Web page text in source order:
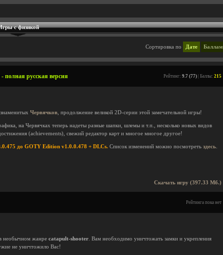
с физикой
Сортировка по Дате Баллам
полная русская версия Рейтинг: 9.7 (77) | Баллы: 215
Червячков , продолжение великой 2D-серии этой замечательной игры!
на Червячках теперь надеты разные шапки, шлемы и т.п., несколько новых видов
(achievements), свежий редактор карт и многое многое другое!
до GOTY Edition v1.0.0.478 + DLCs. Список изменений можно посмотреть здесь
Скачать игру (397.33 Мб.)
Рейтинга пока нет
необычном жанре catapult-shooter . Вам необходимо уничтожать замки и укрепления
не уничтожило Вас!